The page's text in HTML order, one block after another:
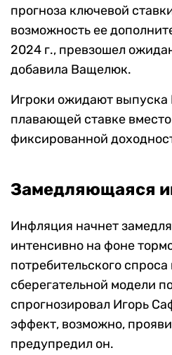
прогноза ключевой
возможность ее
2024 г., превзошел
добавила Ващелюк.
Игроки ожидают
плавающей ставке
фиксированной
Замедляющаяся
Инфляция начнет
интенсивно на фоне
потребительского
сберегательной модели
спрогнозировал Игорь
эффект, возможно,
предупредил он.